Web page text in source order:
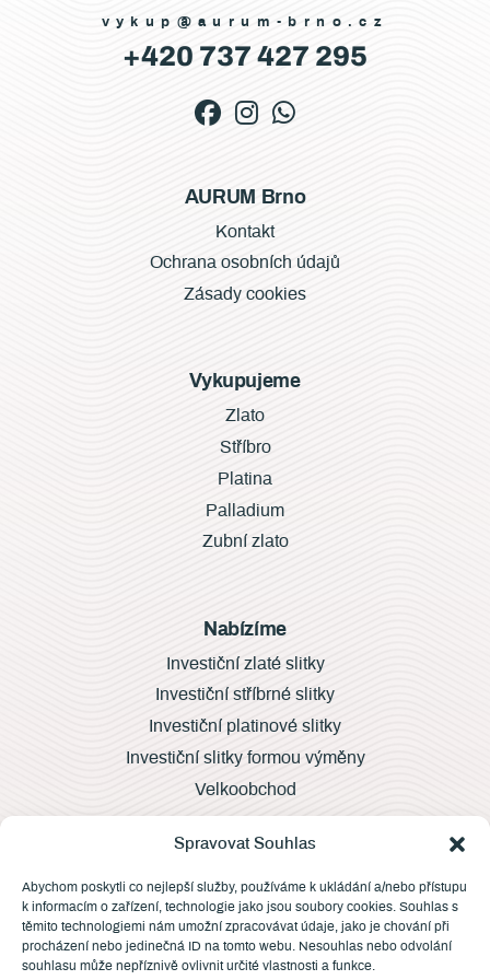
Spravovat Souhlas
Abychom poskytli co nejlepší služby, používáme k ukládání a/nebo přístupu
k informacím o zařízení, technologie jako jsou soubory cookies. Souhlas s
těmito technologiemi nám umožní zpracovávat údaje, jako je chování při
procházení nebo jedinečná ID na tomto webu. Nesouhlas nebo odvolání
souhlasu může nepříznivě ovlivnit určité vlastnosti a funkce.
vykup@aurum-brno.cz
+420 737 427 295
AURUM Brno
Kontakt
Ochrana osobních údajů
Zásady cookies
Vykupujeme
Zlato
Stříbro
Platina
Palladium
Zubní zlato
Nabízíme
Investiční zlaté slitky
Investiční stříbrné slitky
Investiční platinové slitky
Investiční slitky formou výměny
Velkoobchod
Další informace
Vývoj cen
Puncovní značky
Čím měříme?